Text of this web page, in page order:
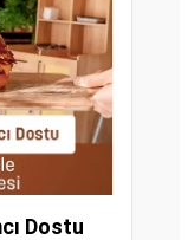
Dostu